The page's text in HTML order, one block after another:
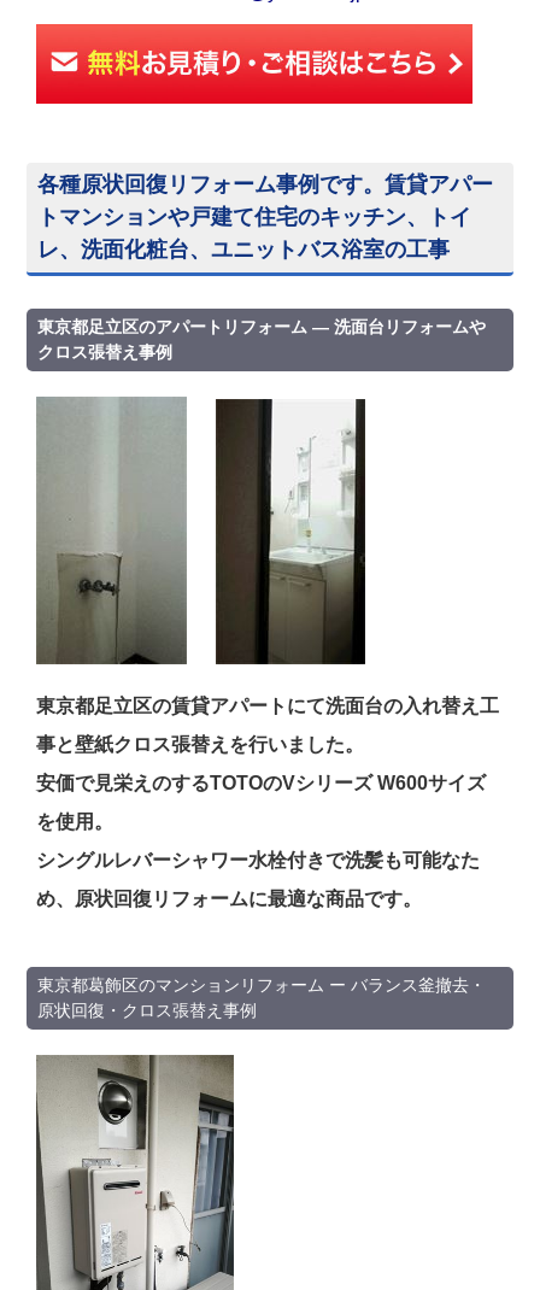
各種原状回復リフォーム事例です。賃貸アパー
トマンションや戸建て住宅のキッチン、トイ
レ、洗面化粧台、ユニットバス浴室の工事
東京都足立区のアパートリフォーム ― 洗面台リフォームや
クロス張替え事例
東京都足立区の賃貸アパートにて洗面台の入れ替え工
事と壁紙クロス張替えを行いました。
安価で見栄えのするTOTOのVシリーズ W600サイズ
を使用。
シングルレバーシャワー水栓付きで洗髪も可能なた
め、原状回復リフォームに最適な商品です。
東京都葛飾区のマンションリフォーム ー バランス釜撤去・
原状回復・クロス張替え事例